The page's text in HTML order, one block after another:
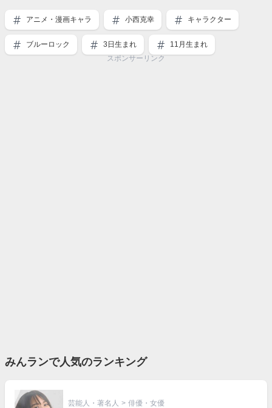
アニメ・漫画キャラ 小西克幸 キャラクター
ブルーロック 3日生まれ
11月生まれ
スポンサーリンク
みんランで人気のランキング
芸能人・著名人 > 俳優・女優